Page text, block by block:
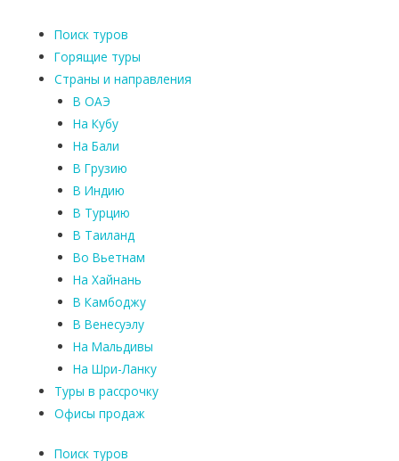
Поиск туров
Горящие туры
Страны и направления
В ОАЭ
На Кубу
На Бали
В Грузию
В Индию
В Турцию
В Таиланд
Во Вьетнам
На Хайнань
В Камбоджу
В Венесуэлу
На Мальдивы
На Шри-Ланку
Туры в рассрочку
Офисы продаж
Поиск туров